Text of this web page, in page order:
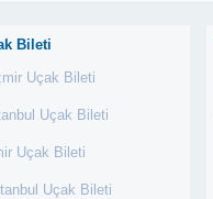
Bileti
Uçak Bileti
Uçak Bileti
Uçak Bileti
Uçak Bileti